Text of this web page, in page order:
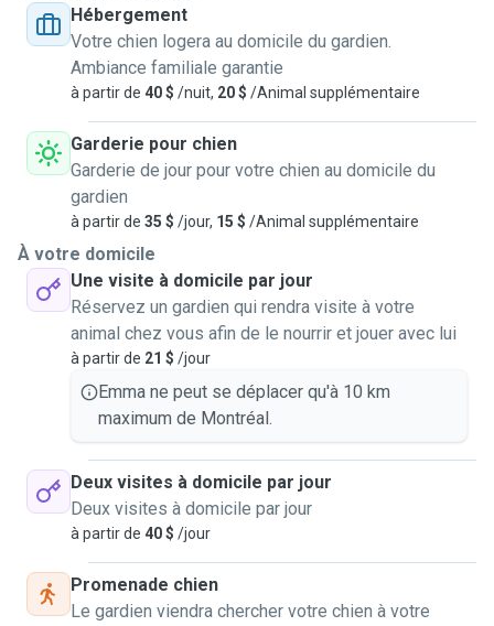
Hébergement
Votre chien logera au domicile du gardien.
Ambiance familiale garantie
à partir de 40 $ /nuit, 20 $ /Animal supplémentaire
Garderie pour chien
Garderie de jour pour votre chien au domicile du
gardien
à partir de 35 $ /jour, 15 $ /Animal supplémentaire
À votre domicile
Une visite à domicile par jour
Réservez un gardien qui rendra visite à votre
animal chez vous afin de le nourrir et jouer avec lui
à partir de 21 $ /jour
Emma ne peut se déplacer qu'à 10 km
maximum de Montréal.
Deux visites à domicile par jour
Deux visites à domicile par jour
à partir de 40 $ /jour
Promenade chien
Le gardien viendra chercher votre chien à votre